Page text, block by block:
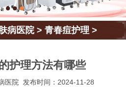
病医院>青春痘护理 >
护理方法有哪些
医院 发布时间：2024-11-28